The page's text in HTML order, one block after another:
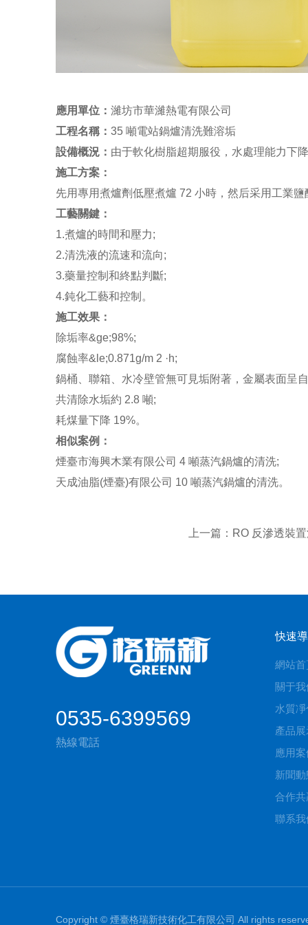
應用單位： 濰坊市華濰熱電有限公司
工程名稱： 35 噸電站鍋爐清洗難溶垢
設備概況： 由于軟化樹脂超期服役，水處理能力下
施工方案：
先用專用煮爐劑低壓煮爐 72 小時，然后采用工業
工藝關鍵：
1.煮爐的時間和壓力;
2.清洗液的流速和流向;
3.藥量控制和終點判斷;
4.鈍化工藝和控制。
施工效果：
除垢率&ge;98%;
腐蝕率&le;0.871g/m 2 ·h;
鍋桶、聯箱、水冷壁管無可見垢附著，金屬表面呈
共清除水垢約 2.8 噸;
耗煤量下降 19%。
相似案例：
煙臺市海興木業有限公司 4 噸蒸汽鍋爐的清洗;
天成油脂(煙臺)有限公司 10 噸蒸汽鍋爐的清洗。
上一篇： RO 反滲透裝
0535-6399569
熱線電話
快速
網站首
關于
水質
產品
應用
新聞
合作共
聯系我
Copyright © 煙臺格瑞新技術化工有限公司 All rights